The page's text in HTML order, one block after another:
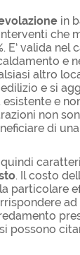
in
che
valida nel
e
altro
e si
e
non
di
. Il costo
particolare
possono